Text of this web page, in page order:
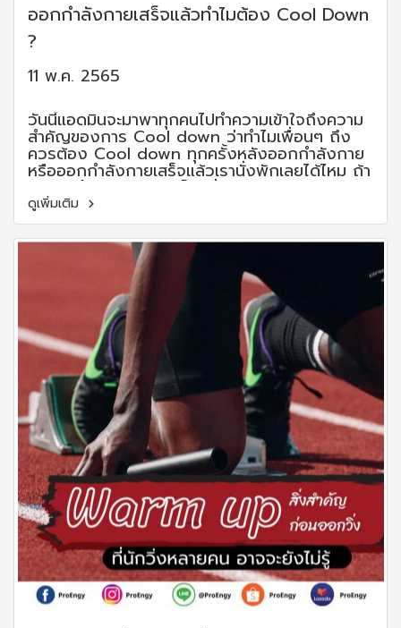
ออกกำลังกายเสร็จแล้วทำไมต้อง Cool Down
?
11 พ.ค. 2565
วันนี้แอดมินจะมาพาทุกคนไปทำความเข้าใจถึงความ
สำคัญของการ Cool down ว่าทำไมเพื่อนๆ ถึง
ควรต้อง Cool down ทุกครั้งหลังออกกำลังกาย
หรือออกกำลังกายเสร็จแล้วเรานั่งพักเลยได้ไหม ถ้า
อยากรู้คำตอบกันแล้ว ก็ไปเริ่มกันเลย
ดูเพิ่มเติม